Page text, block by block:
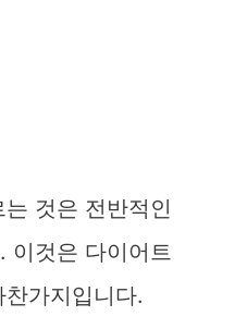
것은 전반적인
이것은 다이어트
가지입니다.